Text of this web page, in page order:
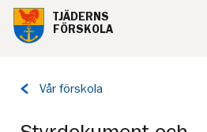
Till innehåll på sidan
TJÄDERNS
FÖRSKOLA
Tillbaka
Vår förskola